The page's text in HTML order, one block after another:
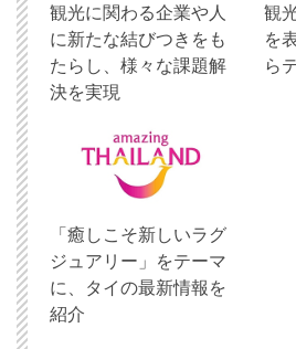
観光に関わる企業や人
に新たな結びつきをも
たらし、様々な課題解
決を実現
観
を
ら
「癒しこそ新しいラグ
ジュアリー」をテーマ
に、タイの最新情報を
紹介